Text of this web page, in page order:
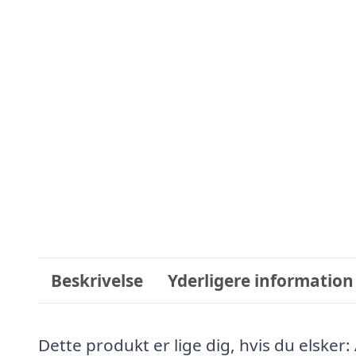
Beskrivelse Yderligere information
Dette produkt er lige dig, hvis du